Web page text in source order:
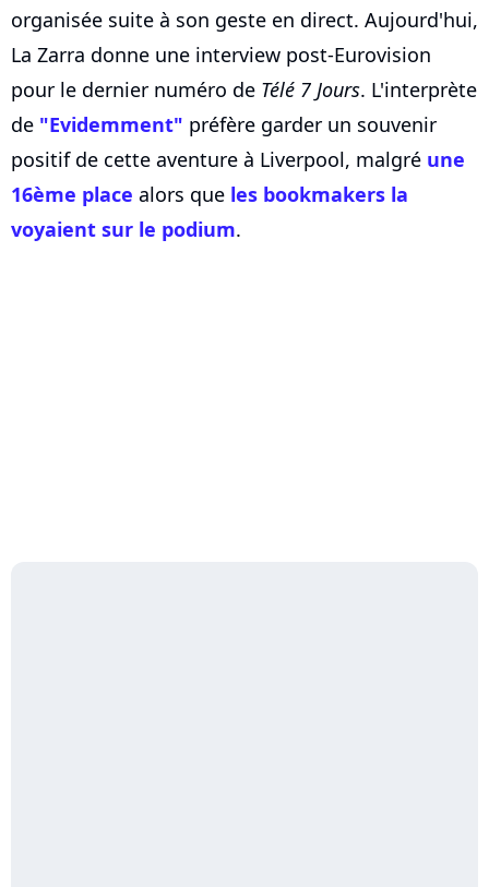
organisée suite à son geste en direct. Aujourd'hui,
La Zarra donne une interview post-Eurovision
pour le dernier numéro de Télé 7 Jours. L'interprète
de "Evidemment" préfère garder un souvenir
positif de cette aventure à Liverpool, malgré une
16ème place alors que les bookmakers la
voyaient sur le podium.